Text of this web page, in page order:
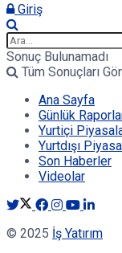
Giriş
Sonuç Bulunamadı
Tüm Sonuçları Gör
Ana Sayfa
Günlük
Yurtiçi
Yurtdışı
Son Haberler
Videolar
© 2025 İş Yatırım